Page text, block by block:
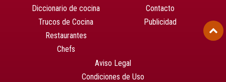
Diccionario de cocina
Trucos de Cocina
Restaurantes
Chefs
Contacto
Publicidad
Aviso Legal
Condiciones de Uso